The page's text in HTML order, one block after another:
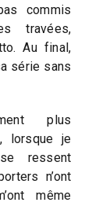
commis
travées,
Au final,
série sans
plus
lorsque je
ressent
n’ont
même